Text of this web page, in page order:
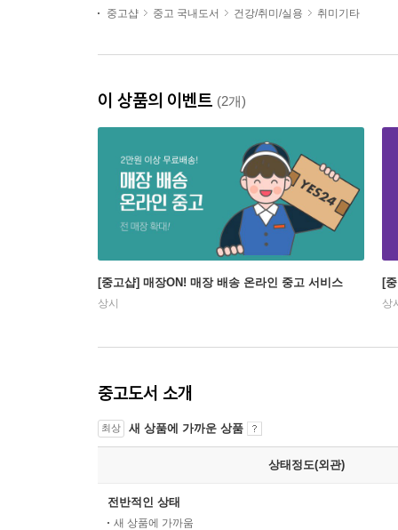
중고샵 중고 국내도서 건강/취미/실용 취미기타
이 상품의 이벤트 (2개)
[중고샵] 매장ON! 매장 배송 온라인 중고 서비스
상시
[
상
중고도서 소개
최상 새 상품에 가까운 상품
상태정도(외관)
전반적인 상태
새 상품에 가까움